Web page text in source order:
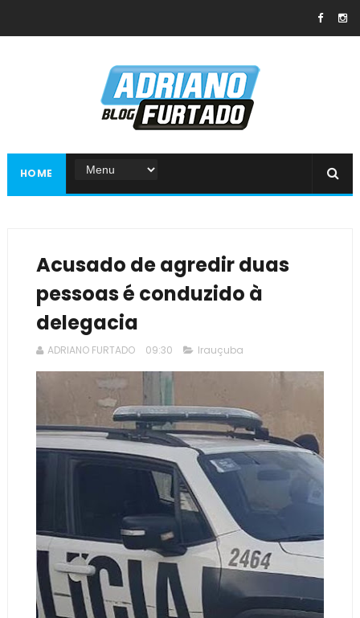
HOME
Acusado de agredir duas
pessoas é conduzido à
delegacia
ADRIANO FURTADO 09:30 Irauçuba